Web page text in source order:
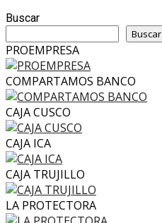
Buscar
Buscar
PROEMPRESA
COMPARTAMOS BANCO
CAJA CUSCO
CAJA ICA
CAJA TRUJILLO
LA PROTECTORA